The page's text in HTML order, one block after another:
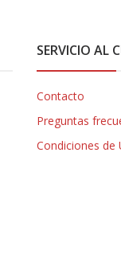
SERVICIO AL
Contacto
Preguntas
Condiciones de